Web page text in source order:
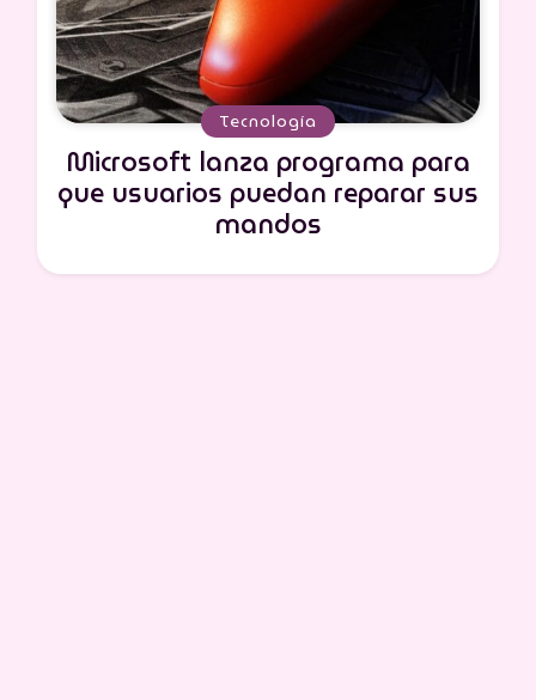
Tecnología
Microsoft lanza programa para
que usuarios puedan reparar sus
mandos